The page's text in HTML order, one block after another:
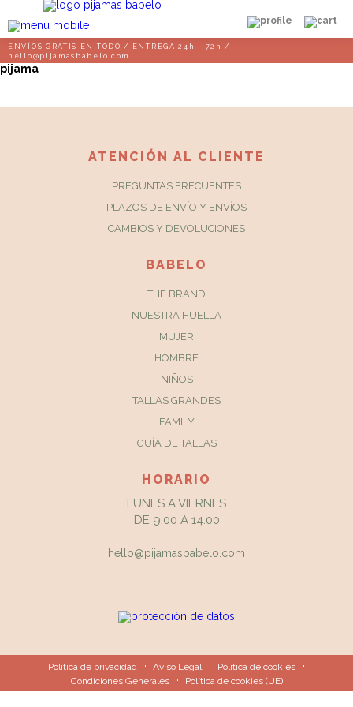
ENVÍOS GRATIS EN TODO / ENTREGA 24h - 72h /
hello@pijamasbabelo.com
pijama
ATENCIÓN AL CLIENTE
PREGUNTAS FRECUENTES
PLAZOS DE ENVÍO Y ENVÍOS
CAMBIOS Y DEVOLUCIONES
BABELO
THE BRAND
NUESTRA HUELLA
MUJER
HOMBRE
NIÑOS
TALLAS GRANDES
FAMILY
GUÍA DE TALLAS
HORARIO
LUNES A VIERNES
DE 9:00 A 14:00
hello@pijamasbabelo.com
Política de privacidad Aviso Legal
Política de cookies
Condiciones Generales
Política de cookies (UE)